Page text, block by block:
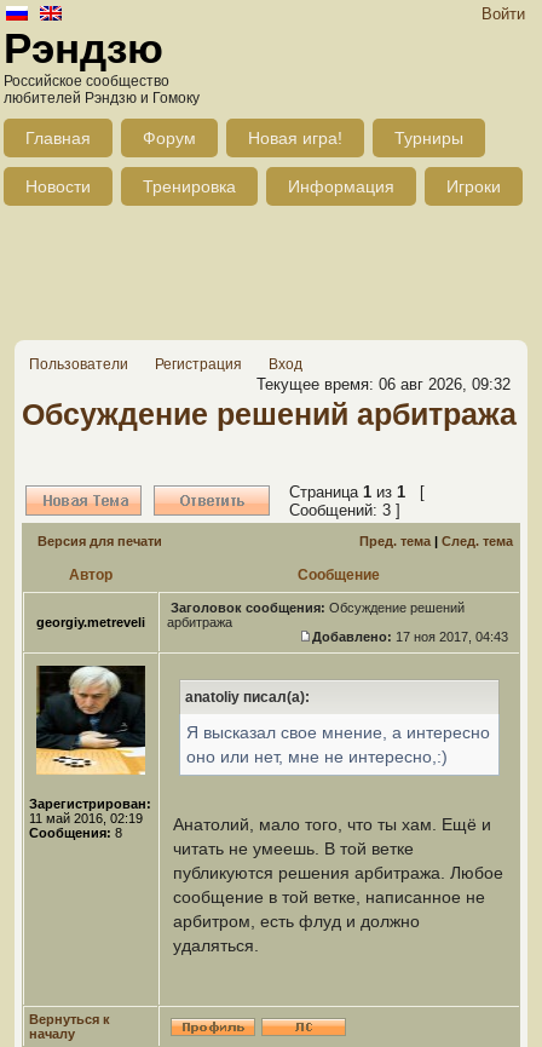
Войти
Рэндзю
Российское сообщество
любителей Рэндзю и Гомоку
Главная Форум Новая игра! Турниры
Новости Тренировка Информация Игроки
Пользователи Регистрация Вход
Текущее время: 06 авг 2026, 09:32
Обсуждение решений арбитража
Страница 1 из 1 [
Сообщений: 3 ]
Версия для печати Пред. тема | След. тема
Автор Сообщение
georgiy.metreveli
Заголовок сообщения: Обсуждение решений
арбитража
Добавлено: 17 ноя 2017, 04:43
Зарегистрирован:
11 май 2016, 02:19
Сообщения: 8
anatoliy писал(а):
Я высказал свое мнение, а интересно
оно или нет, мне не интересно,:)
Анатолий, мало того, что ты хам. Ещё и
читать не умеешь. В той ветке
публикуются решения арбитража. Любое
сообщение в той ветке, написанное не
арбитром, есть флуд и должно
удаляться.
Вернуться к
началу